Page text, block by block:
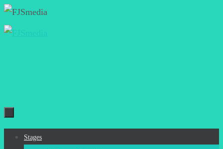
Zum
Inhalt
Zum
Stages